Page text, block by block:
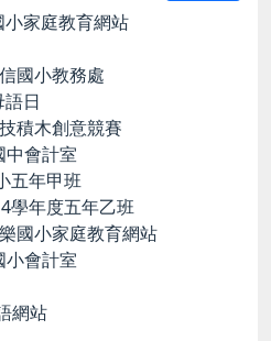
家庭教育網站
國小教務處
日
積木創意競賽
會計室
五年甲班
學年度五年乙班
國小家庭教育網站
會計室
網站